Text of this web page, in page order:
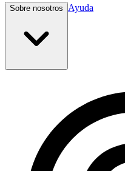
Sobre nosotros Ayuda